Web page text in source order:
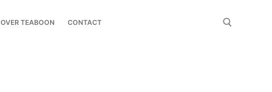
OVER TEABOON CONTACT